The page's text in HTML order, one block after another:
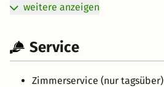
weitere anzeigen
Service
Zimmerservice (nur tagsüber)